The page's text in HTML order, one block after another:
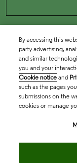
By accessing this
party advertising,
and similar
you and your
Cookie notice and
such as the pages
submissions on the
cookies or manage